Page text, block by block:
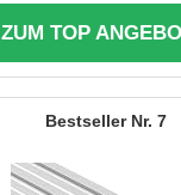
ZUM TOP
7